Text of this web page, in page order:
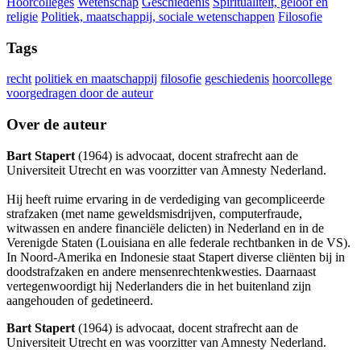
religie Politiek, maatschappij, sociale wetenschappen Filosofie
Tags
recht politiek en maatschappij filosofie geschiedenis hoorcollege
voorgedragen door de auteur
Over de auteur
Bart Stapert (1964) is advocaat, docent strafrecht aan de
Universiteit Utrecht en was voorzitter van Amnesty Nederland.
Hij heeft ruime ervaring in de verdediging van gecompliceerde
strafzaken (met name geweldsmisdrijven, computerfraude,
witwassen en andere financiële delicten) in Nederland en in de
Verenigde Staten (Louisiana en alle federale rechtbanken in de VS).
In Noord-Amerika en Indonesie staat Stapert diverse cliënten bij in
doodstrafzaken en andere mensenrechtenkwesties. Daarnaast
vertegenwoordigt hij Nederlanders die in het buitenland zijn
aangehouden of gedetineerd.
Bart Stapert (1964) is advocaat, docent strafrecht aan de
Universiteit Utrecht en was voorzitter van Amnesty Nederland.